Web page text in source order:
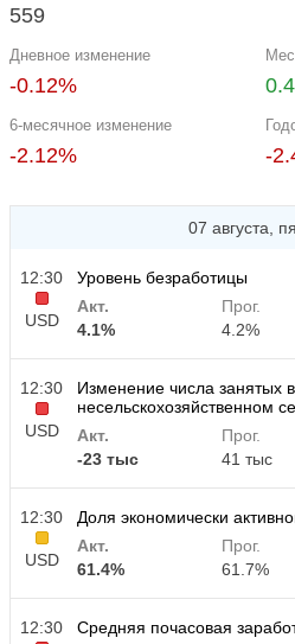
559
Дневное изменение
-0.12%
6-месячное изменение
-2.12% -
07 августа,
12:30
USD
Уровень безработицы
Акт.
4.1%
Прог.
4.2%
12:30
USD
Изменение числа занятых в
несельскохозяйственном
Акт.
-23 тыс
Прог.
41 тыс
12:30
USD
Доля экономически
Акт.
61.4%
Прог.
61.7%
12:30 Средняя почасовая